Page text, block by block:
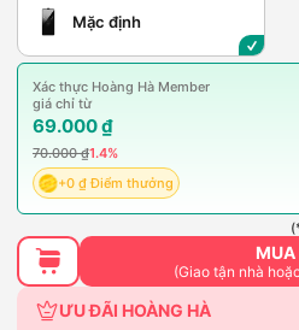
Mặc định
Xác thực Hoàng Hà Member
giá chỉ từ
69.000 ₫
70.000 ₫1.4%
+0 ₫ Điểm thưởng
MUA
(Giao tận nhà
ƯU ĐÃI HOÀNG HÀ